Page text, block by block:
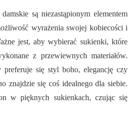
są niezastąpionym elementem
wyrażenia swojej kobiecości i
jest, aby wybierać sukienki, które
z przewiewnych materiałów.
preferuje się styl boho, elegancję czy
znajdzie się coś idealnego dla siebie.
w pięknych sukienkach, czując się